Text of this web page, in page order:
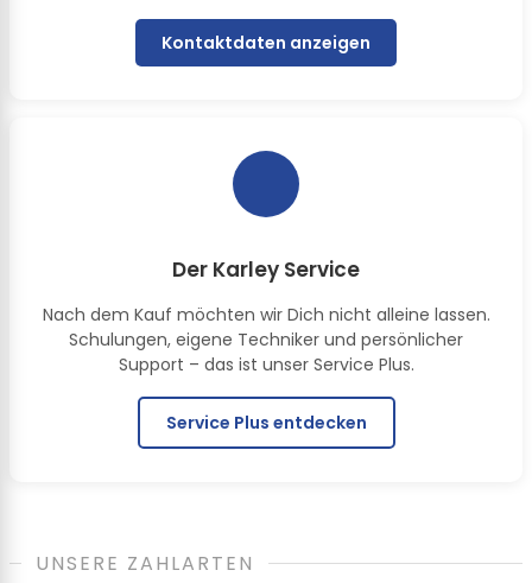
Kontaktdaten anzeigen
Der Karley Service
Nach dem Kauf möchten wir Dich nicht alleine lassen.
Schulungen, eigene Techniker und persönlicher
Support – das ist unser Service Plus.
Service Plus entdecken
UNSERE ZAHLARTEN